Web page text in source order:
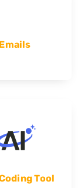
Emails
Tool